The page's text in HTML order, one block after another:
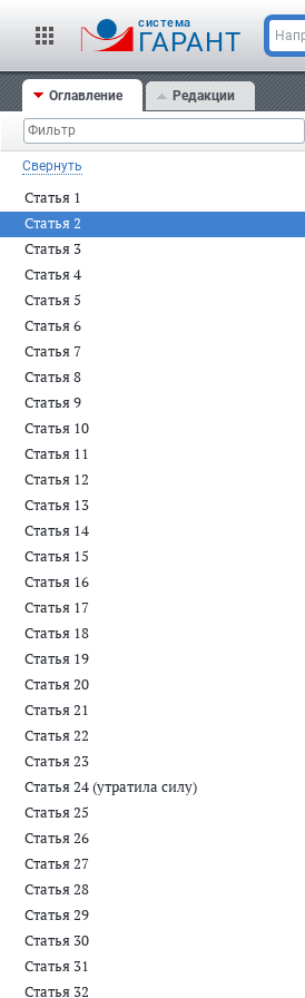
cистема
ГАРАНТ
Оглавление Редакции
Свернуть
Статья 1
Статья 2
Статья 3
Статья 4
Статья 5
Статья 6
Статья 7
Статья 8
Статья 9
Статья 10
Статья 11
Статья 12
Статья 13
Статья 14
Статья 15
Статья 16
Статья 17
Статья 18
Статья 19
Статья 20
Статья 21
Статья 22
Статья 23
Статья 24 (утратила силу)
Статья 25
Статья 26
Статья 27
Статья 28
Статья 29
Статья 30
Статья 31
Статья 32